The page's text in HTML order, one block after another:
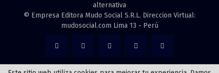
alternativa
© Empresa Editora Mudo Social S.R.L. Direccion Virtual:
mudosocial.com Lima 13 - Perú